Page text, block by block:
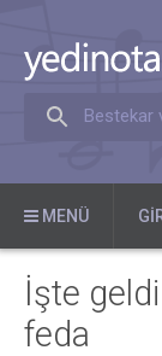
Bestekar
MENÜ
İşte
feda